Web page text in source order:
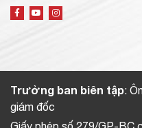
Trưởng ban biên tập:
giám đốc